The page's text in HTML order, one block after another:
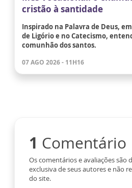
cristão à santidade
Inspirado na Palavra de Deus,
de Ligório e no Catecismo,
comunhão dos santos.
07 AGO 2026 - 11H16
1 Comentário
Os comentários e avaliações são
exclusiva de seus autores e não
do site.